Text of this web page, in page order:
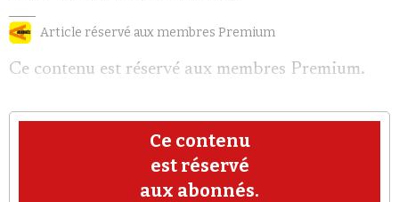
Newsletter
Faire un don
Article réservé aux membres Premium
Ce contenu est réservé aux membres Premium.
Ce contenu
est réservé
aux abonnés.